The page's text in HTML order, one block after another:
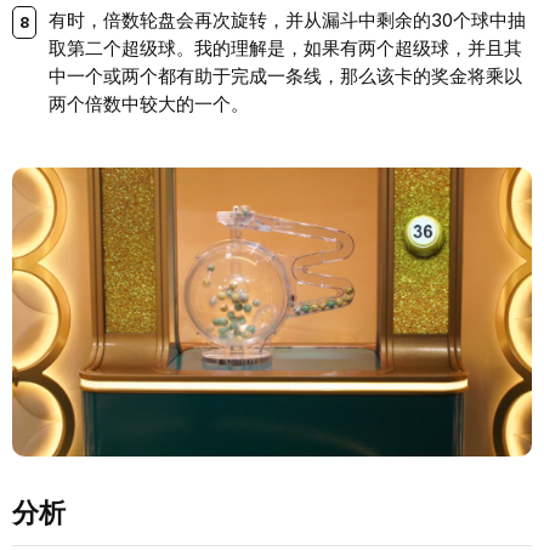
有时，倍数轮盘会再次旋转，并从漏斗中剩余的30个球中抽
取第二个超级球。我的理解是，如果有两个超级球，并且其
中一个或两个都有助于完成一条线，那么该卡的奖金将乘以
两个倍数中较大的一个。
分析